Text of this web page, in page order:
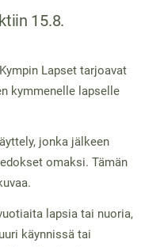
15.8.
Lapset tarjoavat
kymmenelle lapselle
jonka jälkeen
omaksi. Tämän
lapsia tai nuoria,
käynnissä tai